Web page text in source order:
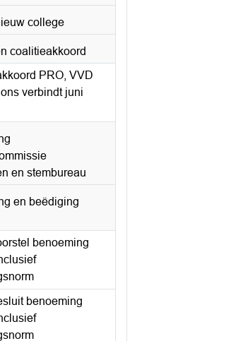
college
coalitieakkoord
PRO, VVD
verbindt juni
en stembureau
en beëdiging
benoeming
benoeming